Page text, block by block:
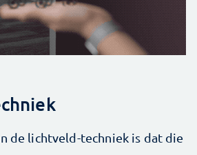
de lichtveld-techniek is dat die